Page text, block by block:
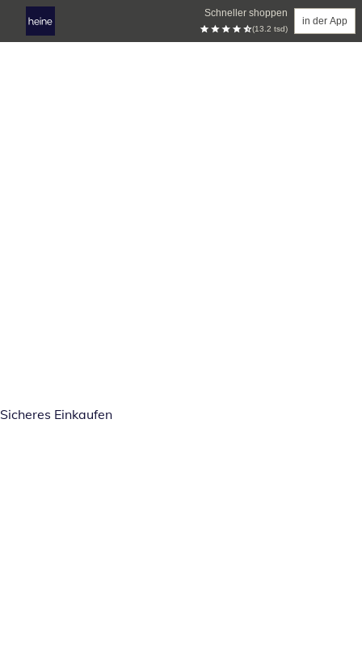
Schneller shoppen
(13.2 tsd)
in der App
Sicheres Einkaufen